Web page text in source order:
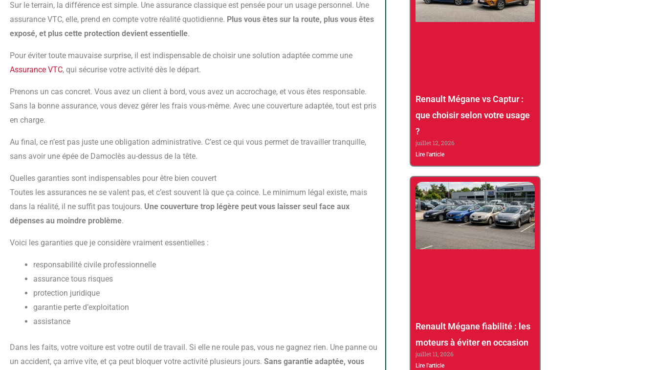
Renault Mégane vs Captur :
que choisir selon votre usage
?
juillet 12, 2026
Lire l'article
Renault Mégane fiabilité : les
moteurs à éviter en occasion
juillet 11, 2026
Lire l'article
Sur le terrain, la différence est simple. Une assurance classique est pensée pour un usage personnel. Une
assurance VTC, elle, prend en compte votre réalité quotidienne. Plus vous êtes sur la route, plus vous êtes
exposé, et plus cette protection devient essentielle.
Pour éviter toute mauvaise surprise, il est indispensable de choisir une solution adaptée comme une
Assurance VTC, qui sécurise votre activité dès le départ.
Prenons un cas concret. Vous avez un client à bord, vous avez un accrochage, et vous êtes responsable.
Sans la bonne assurance, vous devez gérer les frais vous-même. Avec une couverture adaptée, tout est pris
en charge.
Au final, ce n’est pas juste une obligation administrative. C’est ce qui vous permet de travailler tranquille,
sans avoir une épée de Damoclès au-dessus de la tête.
Quelles garanties sont indispensables pour être bien couvert
Toutes les assurances ne se valent pas, et c’est souvent là que ça coince. Le minimum légal existe, mais
dans la réalité, il ne suffit pas toujours. Une couverture trop légère peut vous laisser seul face aux
dépenses au moindre problème.
Voici les garanties que je considère vraiment essentielles :
responsabilité civile professionnelle
assurance tous risques
protection juridique
garantie perte d’exploitation
assistance
Dans les faits, votre voiture est votre outil de travail. Si elle ne roule pas, vous ne gagnez rien. Une panne ou
un accident, ça arrive vite, et ça peut bloquer votre activité plusieurs jours. Sans garantie adaptée, vous